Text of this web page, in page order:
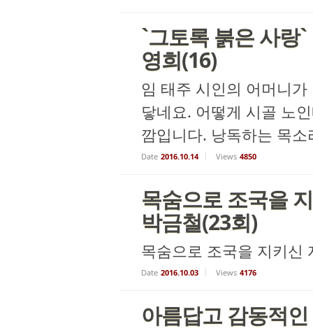
`그토록 붉은 사랑
영희(16)
임 태주 시인의 어머니
닿네요. 어떻게 시골 노
깜입니다. 낭독하는 목
Date 2016.10.14 Views 4850
목숨으로 조국을
박금철(23회)
목숨으로 조국을 지키신
Date 2016.10.03 Views 4176
아름답고 감동적